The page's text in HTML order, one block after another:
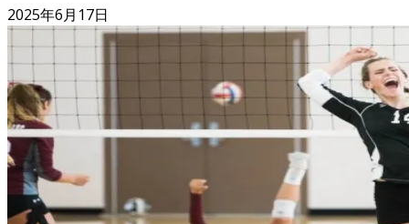
2025年6月17日